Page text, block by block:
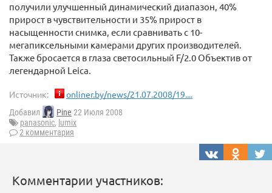
получили улучшенный динамический диапазон, 40%
прирост в чувствительности и 35% прирост в
насыщенности снимка, если сравнивать с 10-
мегапиксельными камерами других производителей.
Также бросается в глаза светосильный F/2.0 Объектив от
легендарной Leica.
Источник: onliner.by/news/21.07.2008/19....
Добавил Pine 22 Июля 2008
panasonic, lumix
2 комментария
Комментарии участников: